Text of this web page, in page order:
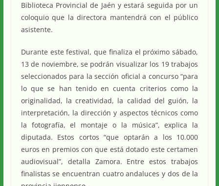
Biblioteca Provincial de Jaén y estará seguida por un
coloquio que la directora mantendrá con el público
asistente.
Durante este festival, que finaliza el próximo sábado,
13 de noviembre, se podrán visualizar los 19 trabajos
seleccionados para la sección oficial a concurso “para
lo que se han tenido en cuenta criterios como la
originalidad, la creatividad, la calidad del guión, la
interpretación, la dirección y aspectos técnicos como
la fotografía, el montaje o la música”, explica la
diputada. Estos cortos “que optarán a los 10.000
euros en premios con que está dotado este certamen
audiovisual”, detalla Zamora. Entre estos trabajos
finalistas se encuentran cuatro andaluces y dos de la